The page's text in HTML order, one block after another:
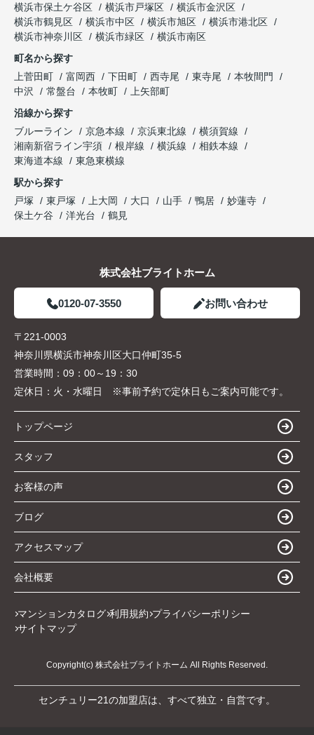
横浜市保土ケ谷区
横浜市戸塚区
横浜市金沢区
横浜市鶴見区
横浜市中区 横浜市旭区
横浜市港北区
横浜市神奈川区
横浜市緑区
横浜市南区
町名から探す
上菅田町
富岡西 下田町 西寺尾 東寺尾
本牧間門
中沢
常盤台 本牧町
上矢部町
沿線から探す
ブルーライン
京急本線 京浜東北線
横須賀線
湘南新宿ライン宇須
根岸線 横浜線
相鉄本線
東海道本線
東急東横線
駅から探す
戸塚
東戸塚 上大岡 大口 山手 鴨居
妙蓮寺
保土ケ谷
洋光台 鶴見
株式会社ブライトホーム
0120-07-3550 お問い合わせ
〒221-0003
神奈川県横浜市神奈川区大口仲町35-5
営業時間： 09：00～19：30
定休日： 火・水曜日 ※事前予約で定休日もご案内可能です。
トップページ
スタッフ
お客様の声
ブログ
アクセスマップ
会社概要
マンションカタログ 利用規約 プライバシーポリシー
サイトマップ
Copyright(c) 株式会社ブライトホーム All Rights Reserved.
センチュリー21の加盟店は、すべて独立・自営です。